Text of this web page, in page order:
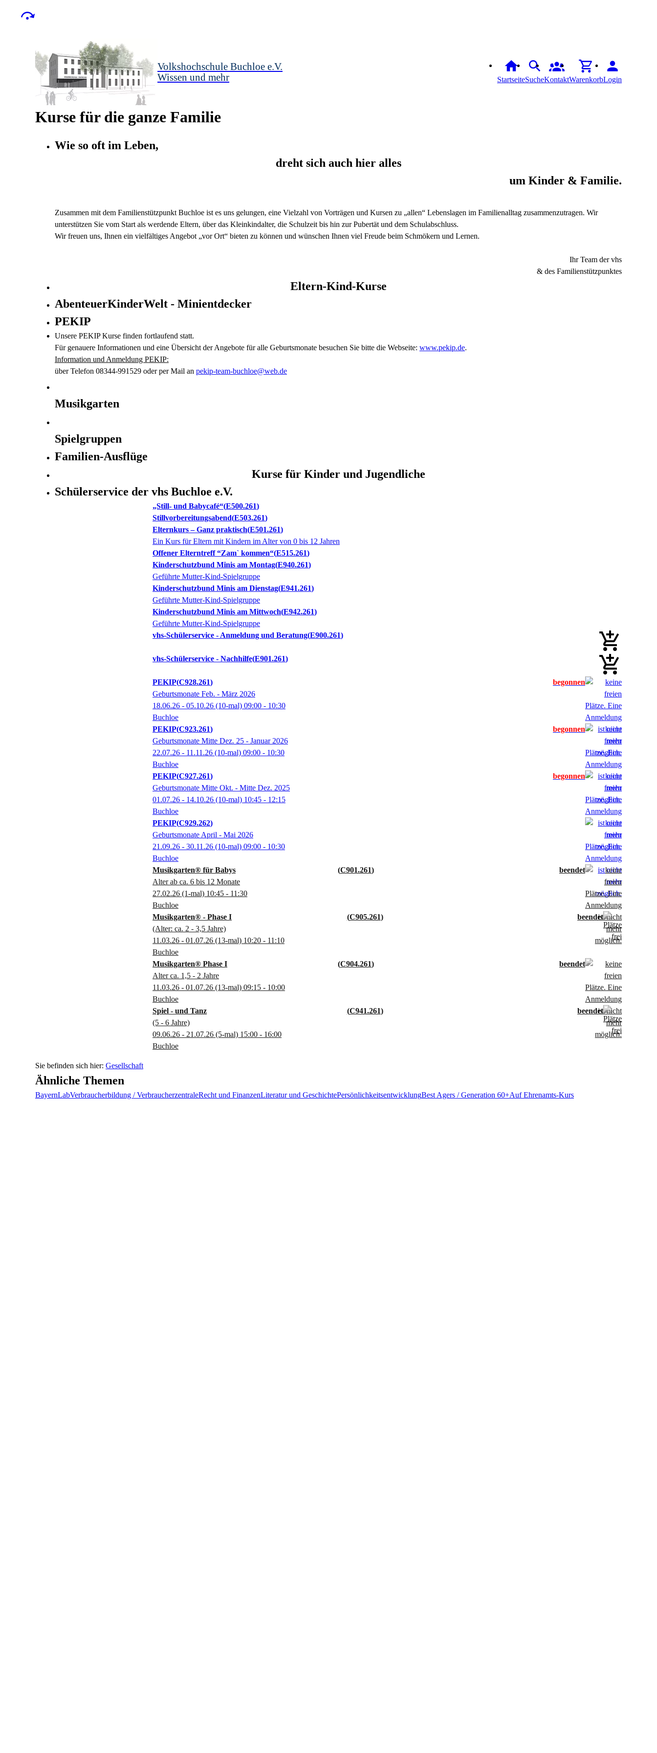
Volkshochschule Buchloe e.V.
Wissen und mehr
StartseiteSucheKontaktWarenkorbLogin
Kurse für die ganze Familie
Wie so oft im Leben,
dreht sich auch hier alles
um Kinder & Familie.
Zusammen mit dem Familienstützpunkt Buchloe ist es uns gelungen, eine Vielzahl von Vorträgen und Kursen zu „allen“ Lebenslagen im Familienalltag zusammenzutragen. Wir
unterstützen Sie vom Start als werdende Eltern, über das Kleinkindalter, die Schulzeit bis hin zur Pubertät und dem Schulabschluss.
Wir freuen uns, Ihnen ein vielfältiges Angebot „vor Ort“ bieten zu können und wünschen Ihnen viel Freude beim Schmökern und Lernen.
Ihr Team der vhs
& des Familienstützpunktes
„Still- und Babycafé“ E500.261
Stillvorbereitungsabend E503.261
Elternkurs – Ganz praktisch E501.261
Ein Kurs für Eltern mit Kindern im Alter von 0 bis 12 Jahren
Offener Elterntreff “Zam` kommen“ E515.261
Eltern-Kind-Kurse
AbenteuerKinderWelt - Minientdecker
PEKIP
Unsere PEKIP Kurse finden fortlaufend statt.
Für genauere Informationen und eine Übersicht der Angebote für alle Geburtsmonate besuchen Sie bitte die Webseite: www.pekip.de.
Information und Anmeldung PEKIP:
über Telefon 08344-991529 oder per Mail an pekip-team-buchloe@web.de
PEKIP C928.261
Geburtsmonate Feb. - März 2026
18.06.26 - 05.10.26 (10-mal) 09:00 - 10:30
Buchloe
PEKIP C923.261
Geburtsmonate Mitte Dez. 25 - Januar 2026
22.07.26 - 11.11.26 (10-mal) 09:00 - 10:30
Buchloe
PEKIP C927.261
Geburtsmonate Mitte Okt. - Mitte Dez. 2025
01.07.26 - 14.10.26 (10-mal) 10:45 - 12:15
Buchloe
PEKIP C929.262
Geburtsmonate April - Mai 2026
21.09.26 - 30.11.26 (10-mal) 09:00 - 10:30
Buchloe
Musikgarten
Musikgarten® für Babys
C901.261
Alter ab ca. 6 bis 12 Monate
27.02.26 (1-mal) 10:45 - 11:30
Buchloe
Musikgarten® - Phase I
C905.261
(Alter: ca. 2 - 3,5 Jahre)
11.03.26 - 01.07.26 (13-mal) 10:20 - 11:10
Buchloe
Musikgarten® Phase I
C904.261
Alter ca. 1,5 - 2 Jahre
11.03.26 - 01.07.26 (13-mal) 09:15 - 10:00
Buchloe
Spielgruppen
Kinderschutzbund Minis am Montag E940.261
Geführte Mutter-Kind-Spielgruppe
Kinderschutzbund Minis am Dienstag E941.261
Geführte Mutter-Kind-Spielgruppe
Kinderschutzbund Minis am Mittwoch E942.261
Geführte Mutter-Kind-Spielgruppe
Familien-Ausflüge
Kurse für Kinder und Jugendliche
Spiel - und Tanz
C941.261
(5 - 6 Jahre)
09.06.26 - 21.07.26 (5-mal) 15:00 - 16:00
Buchloe
Schülerservice der vhs Buchloe e.V.
vhs-Schülerservice - Anmeldung und Beratung E900.261
vhs-Schülerservice - Nachhilfe E901.261
Gesellschaft
Ähnliche Themen
BayernLabVerbraucherbildung / VerbraucherzentraleRecht und FinanzenLiteratur und GeschichtePersönlichkeitsentwicklungBest Agers / Generation 60+Auf Ehrenamts-Kurs